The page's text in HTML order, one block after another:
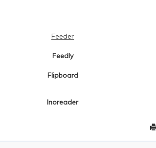
Feeder
Feedly
Flipboard
Inoreader